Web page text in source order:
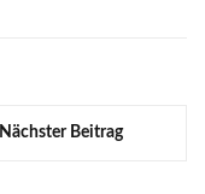
Nächster Beitrag